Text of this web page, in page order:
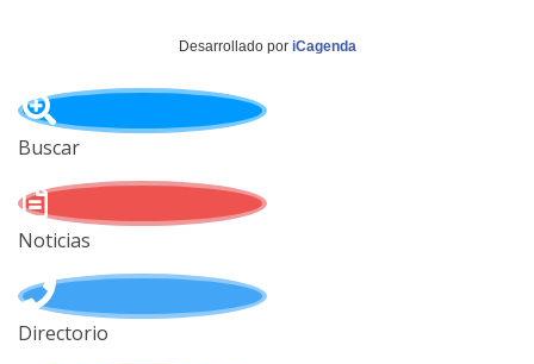
Desarrollado por iCagenda
Buscar
Noticias
Directorio